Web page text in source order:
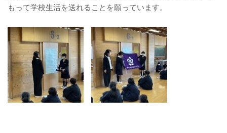
もって学校生活を送れることを願っています。